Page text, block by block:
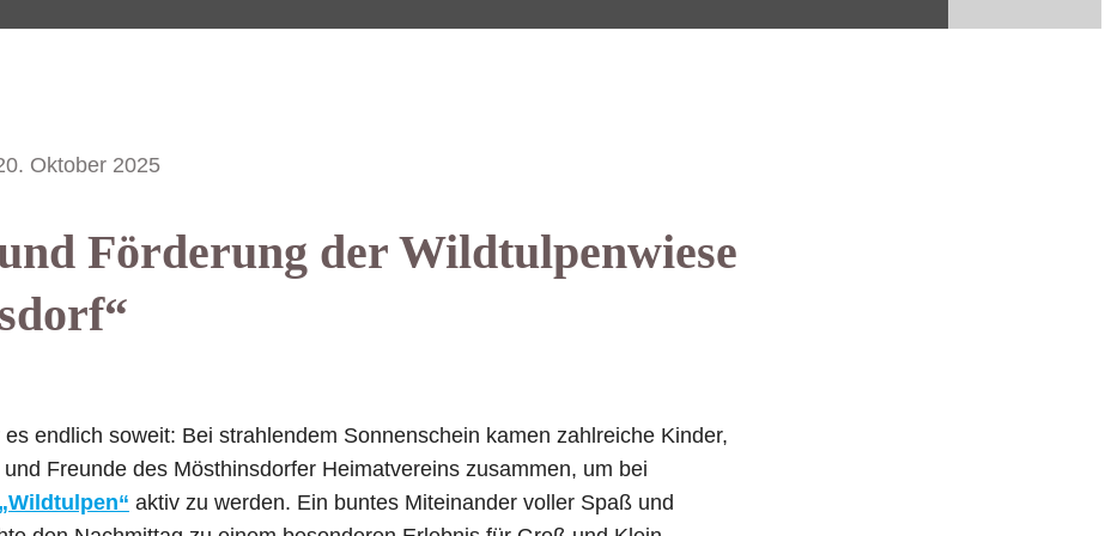
Oktober 2025
Förderung der Wildtulpenwiese
endlich soweit: Bei strahlendem Sonnenschein kamen zahlreiche Kinder,
Freunde des Mösthinsdorfer Heimatvereins zusammen, um bei
aktiv zu werden. Ein buntes Miteinander voller Spaß und